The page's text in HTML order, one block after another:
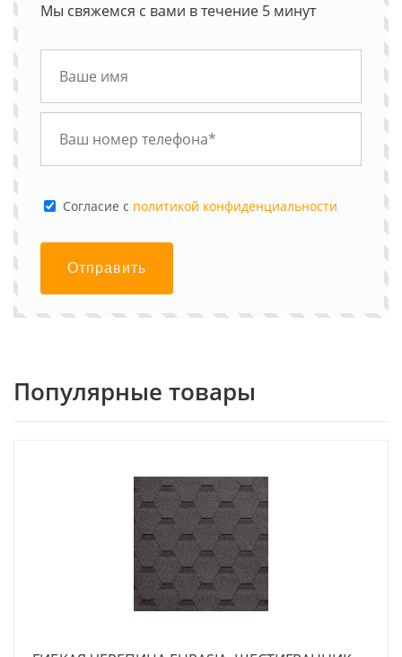
Мы свяжемся с вами в течение 5 минут
Cогласие с политикой конфиденциальности
Отправить
Популярные товары